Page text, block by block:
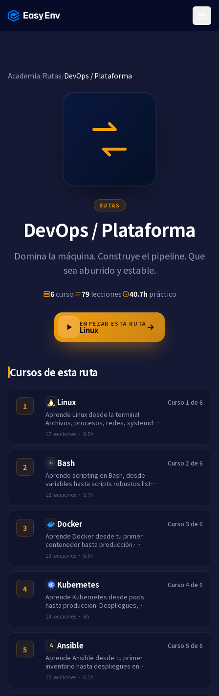
Academia/Rutas/DevOps / Plataforma
RUTAS
DevOps / Plataforma
Domina la máquina. Construye el pipeline. Que
sea aburrido y estable.
6curso 79 lecciones 40.7h práctico
EMPEZAR ESTA RUTA
Linux
Cursos de esta ruta
1 Linux
Aprende Linux desde la terminal.
Archivos, procesos, redes, systemd,
scripting y ejecucion de servicios
reales.
17lecciones · 8.5h
Curso 1 de 6
2 Bash
Aprende scripting en Bash, desde
variables hasta scripts robustos listos
para producción. Bucles, arrays, traps,
set -euo pipefail y un proyecto final de
12 lecciones · 5.7h
Curso 2 de 6
3 Docker
Aprende Docker desde tu primer
contenedor hasta producción.
Imágenes, redes, volúmenes,
Compose, builds multi-etapa y
13lecciones · 6.6h
Curso 3 de 6
4 Kubernetes
Aprende Kubernetes desde pods
hasta produccion. Despliegues,
servicios, ingress, Helm, escalado,
RBAC y observabilidad.
14lecciones · 8h
Curso 4 de 6
5 Ansible
Aprende Ansible desde tu primer
inventario hasta despliegues en
múltiples hosts. Playbooks, roles,
plantillas, vault y automatización
12 lecciones · 6.1h
Curso 5 de 6